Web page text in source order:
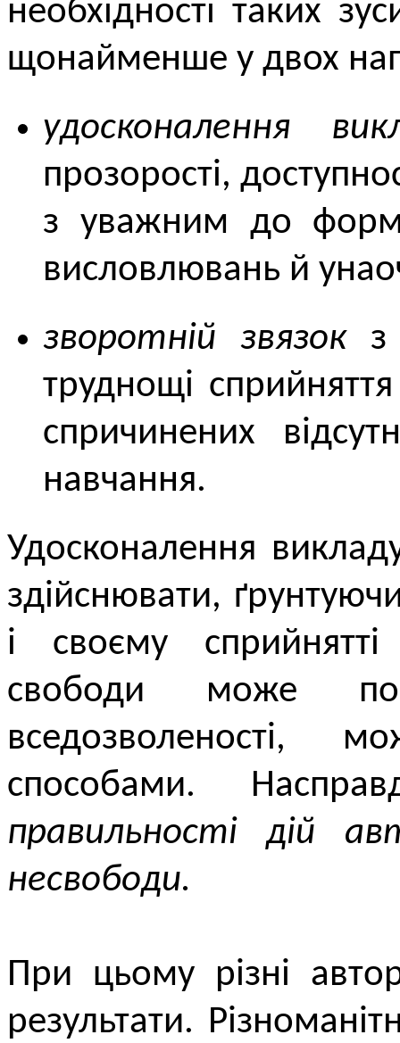
необхідності таких
щонайменше у двох
удосконалення
прозорості,
з уважним до
висловлювань й
зворотній звязокз
труднощі
спричинених
навчання.
Удосконалення
здійснювати,
і своєму
свободи може
вседозволеності,
способами.
правильності дій
несвободи.
При цьому різні
результати.